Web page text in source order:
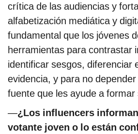
crítica de las audiencias y
alfabetización mediática y
fundamental que los jóvenes
herramientas para contrastar
identificar sesgos, diferenciar
evidencia, y para no
fuente que les ayude a formar
—¿Los influencers
votante joven o lo están